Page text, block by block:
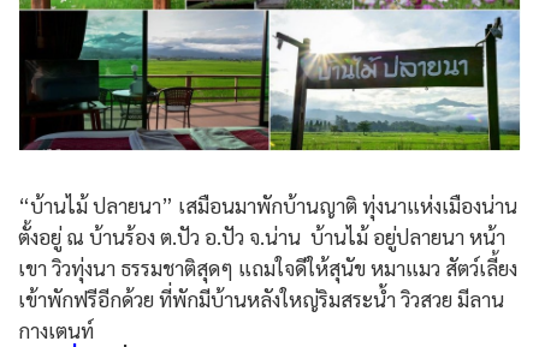
“บ้านไม้ ปลายนา” เสมือนมาพักบ้านญาติ ทุ่งนาแห่งเมืองน่าน
ตั้งอยู่ ณ บ้านร้อง ต.ปัว อ.ปัว จ.น่าน บ้านไม้ อยู่ปลายนา หน้า
เขา วิวทุ่งนา ธรรมชาติสุดๆ แถมใจดีให้สุนัข หมาแมว สัตว์เลี้ยง
เข้าพักฟรีอีกด้วย ที่พักมีบ้านหลังใหญ่ริมสระน้ำ วิวสวย มีลาน
กางเตนท์